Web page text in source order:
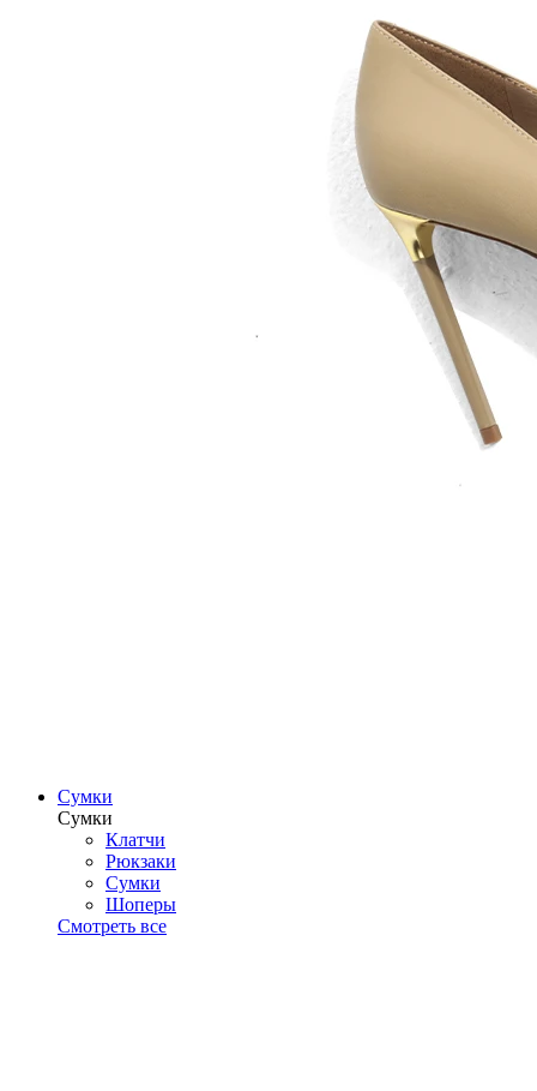
Сумки
Сумки
Клатчи
Рюкзаки
Сумки
Шоперы
Смотреть все